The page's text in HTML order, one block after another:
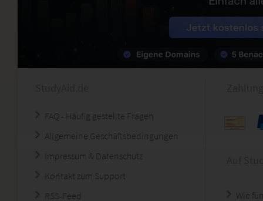
FAQ - Häufig gestellte Fragen
Allgemeine Geschäftsbedingungen
Impressum & Datenschutz
Kontakt zum Support
RSS-Feed
Wie